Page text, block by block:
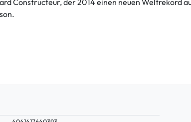
Constructeur, der 2014 einen neuen Weltrekord